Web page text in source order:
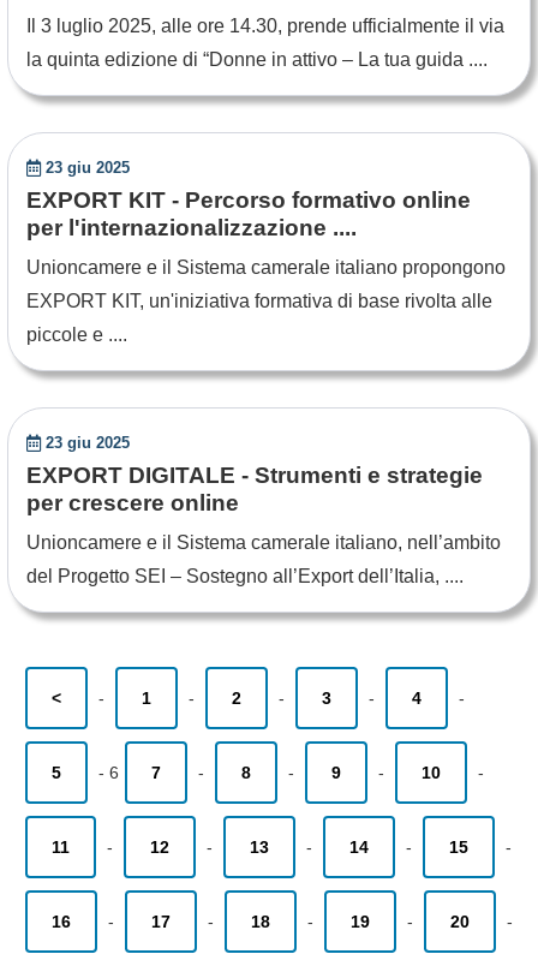
Il 3 luglio 2025, alle ore 14.30, prende ufficialmente il via
la quinta edizione di “Donne in attivo – La tua guida ....
23 giu 2025
EXPORT KIT - Percorso formativo online
per l'internazionalizzazione ....
Unioncamere e il Sistema camerale italiano propongono
EXPORT KIT, un'iniziativa formativa di base rivolta alle
piccole e ....
23 giu 2025
EXPORT DIGITALE - Strumenti e strategie
per crescere online
Unioncamere e il Sistema camerale italiano, nell’ambito
del Progetto SEI – Sostegno all’Export dell’Italia, ....
< - 1 - 2 - 3 - 4 -
5 - 6 7 - 8 - 9 - 10 -
11 - 12 - 13 - 14 - 15 -
16 - 17 - 18 - 19 - 20 -